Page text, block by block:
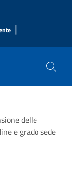
|
delle
e grado sede